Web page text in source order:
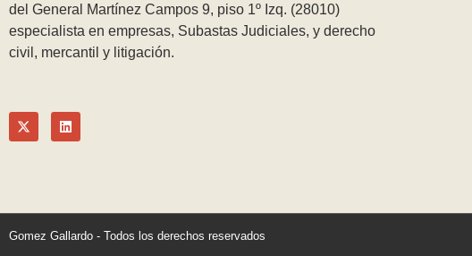
del General Martínez Campos 9, piso 1º Izq. (28010)
especialista en empresas, Subastas Judiciales, y derecho
civil, mercantil y litigación.
Gomez Gallardo - Todos los derechos reservados